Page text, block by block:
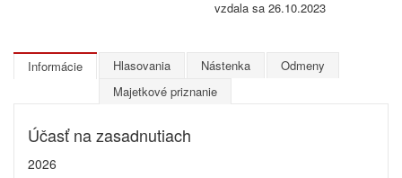
vzdala sa 26.10.2023
Informácie Hlasovania Nástenka
Odmeny
Majetkové priznanie
Účasť na zasadnutiach
2026